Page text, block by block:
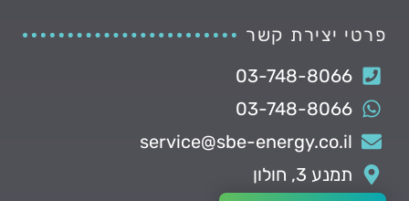
פרטי יצירת קשר
03-748-8066
03-748-8066
service@sbe-energy.co.il
תמנע 3, חולון